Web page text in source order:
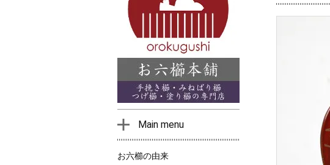
Main menu
お六櫛の由来